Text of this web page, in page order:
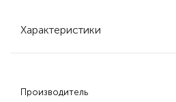
Характеристики
Производитель